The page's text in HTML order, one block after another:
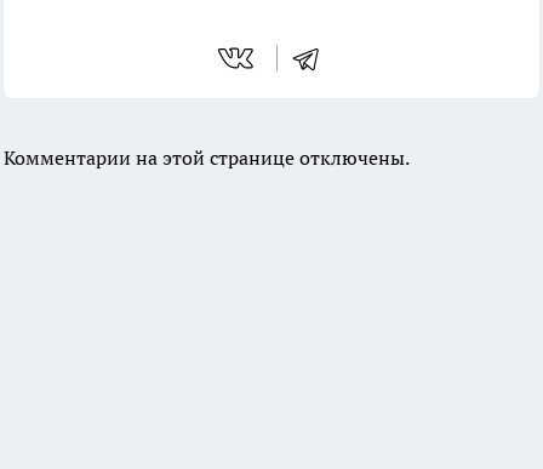
Комментарии на этой странице отключены.